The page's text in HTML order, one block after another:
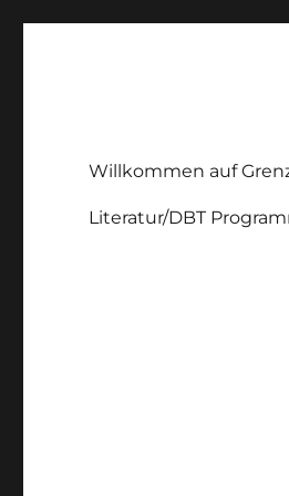
Willkommen auf
Literatur/DBT